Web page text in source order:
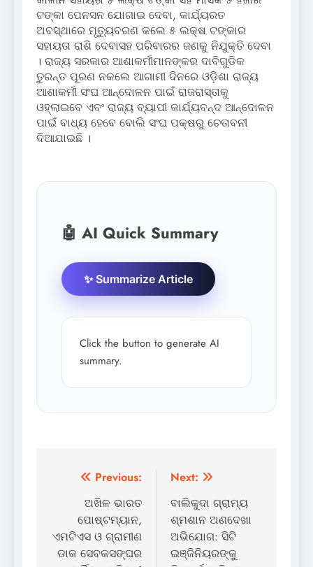
ଟଙ୍କା ପେନସନ ଯୋଗାଇ ଦେବା, କାର୍ଯ୍ୟରତ
ଅବସ୍ଥାରେ ମୃତ୍ୟୁବରଣ କଲେ ୫ ଲକ୍ଷ ଟଙ୍କାର
ସହାୟତା ରାଶି ଦେବାସହ ପରିବାରର ଜଣକୁ ନିଯୁକ୍ତି ଦେବା
। ରାଜ୍ୟ ସରକାର ଆଶାକର୍ମୀମାନଙ୍କର ଦାବିଗୁଡିକ
ତୁରନ୍ତ ପୂରଣ ନକଲେ ଆଗାମୀ ଦିନରେ ଓଡ଼ିଶା ରାଜ୍ୟ
ଆଶାକର୍ମୀ ସଂଘ ଆନ୍ଦୋଳନ ପାଇଁ ରାଜରାସ୍ତାକୁ
ଓହ୍ଲାଇବେ ଏବଂ ରାଜ୍ୟ ବ୍ୟାପୀ କାର୍ଯ୍ୟବନ୍ଦ ଆନ୍ଦୋଳନ
ପାଇଁ ବାଧ୍ୟ ହେବେ ବୋଲି ସଂଘ ପକ୍ଷରୁ ଚେତାବନୀ
ଦିଆଯାଇଛି ।
🤖 AI Quick Summary
✨ Summarize Article
Click the button to generate AI
summary.
Post
navigation
Previous:
ଅଖିଳ ଭାରତ
ପୋଷ୍ଟମ୍ୟାନ,
ଏମଟିଏସ ଓ ଗ୍ରାମୀଣ
ଡାକ ସେବକସଙ୍ଘର
Next:
ବାଲିକୁଦା ଗ୍ରାମ୍ୟ
ଶ୍ମଶାନ ଅଣଦେଖା
ଅଭିଯୋଗ: ସିଟି
ଇଞ୍ଜିନିୟରଙ୍କୁ